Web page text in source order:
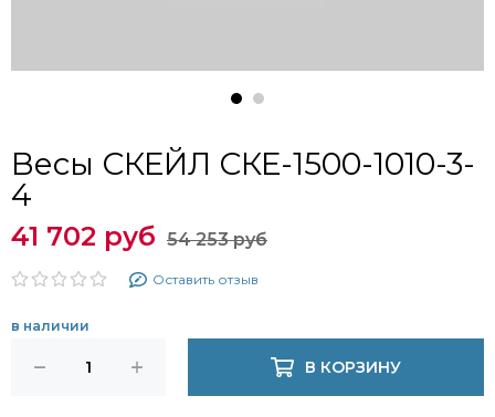
Весы СКЕЙЛ СКЕ-1500-1010-3-
4
41 702 руб 54 253 руб
Оставить отзыв
в наличии
В КОРЗИНУ